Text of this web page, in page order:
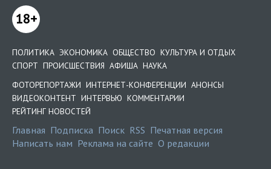
18+
ПОЛИТИКА ЭКОНОМИКА ОБЩЕСТВО КУЛЬТУРА И ОТДЫХ
СПОРТ ПРОИСШЕСТВИЯ АФИША НАУКА
ФОТОРЕПОРТАЖИ ИНТЕРНЕТ-КОНФЕРЕНЦИИ АНОНСЫ
ВИДЕОКОНТЕНТ ИНТЕРВЬЮ КОММЕНТАРИИ
РЕЙТИНГ НОВОСТЕЙ
Главная Подписка Поиск RSS Печатная версия
Написать нам Реклама на сайте О редакции